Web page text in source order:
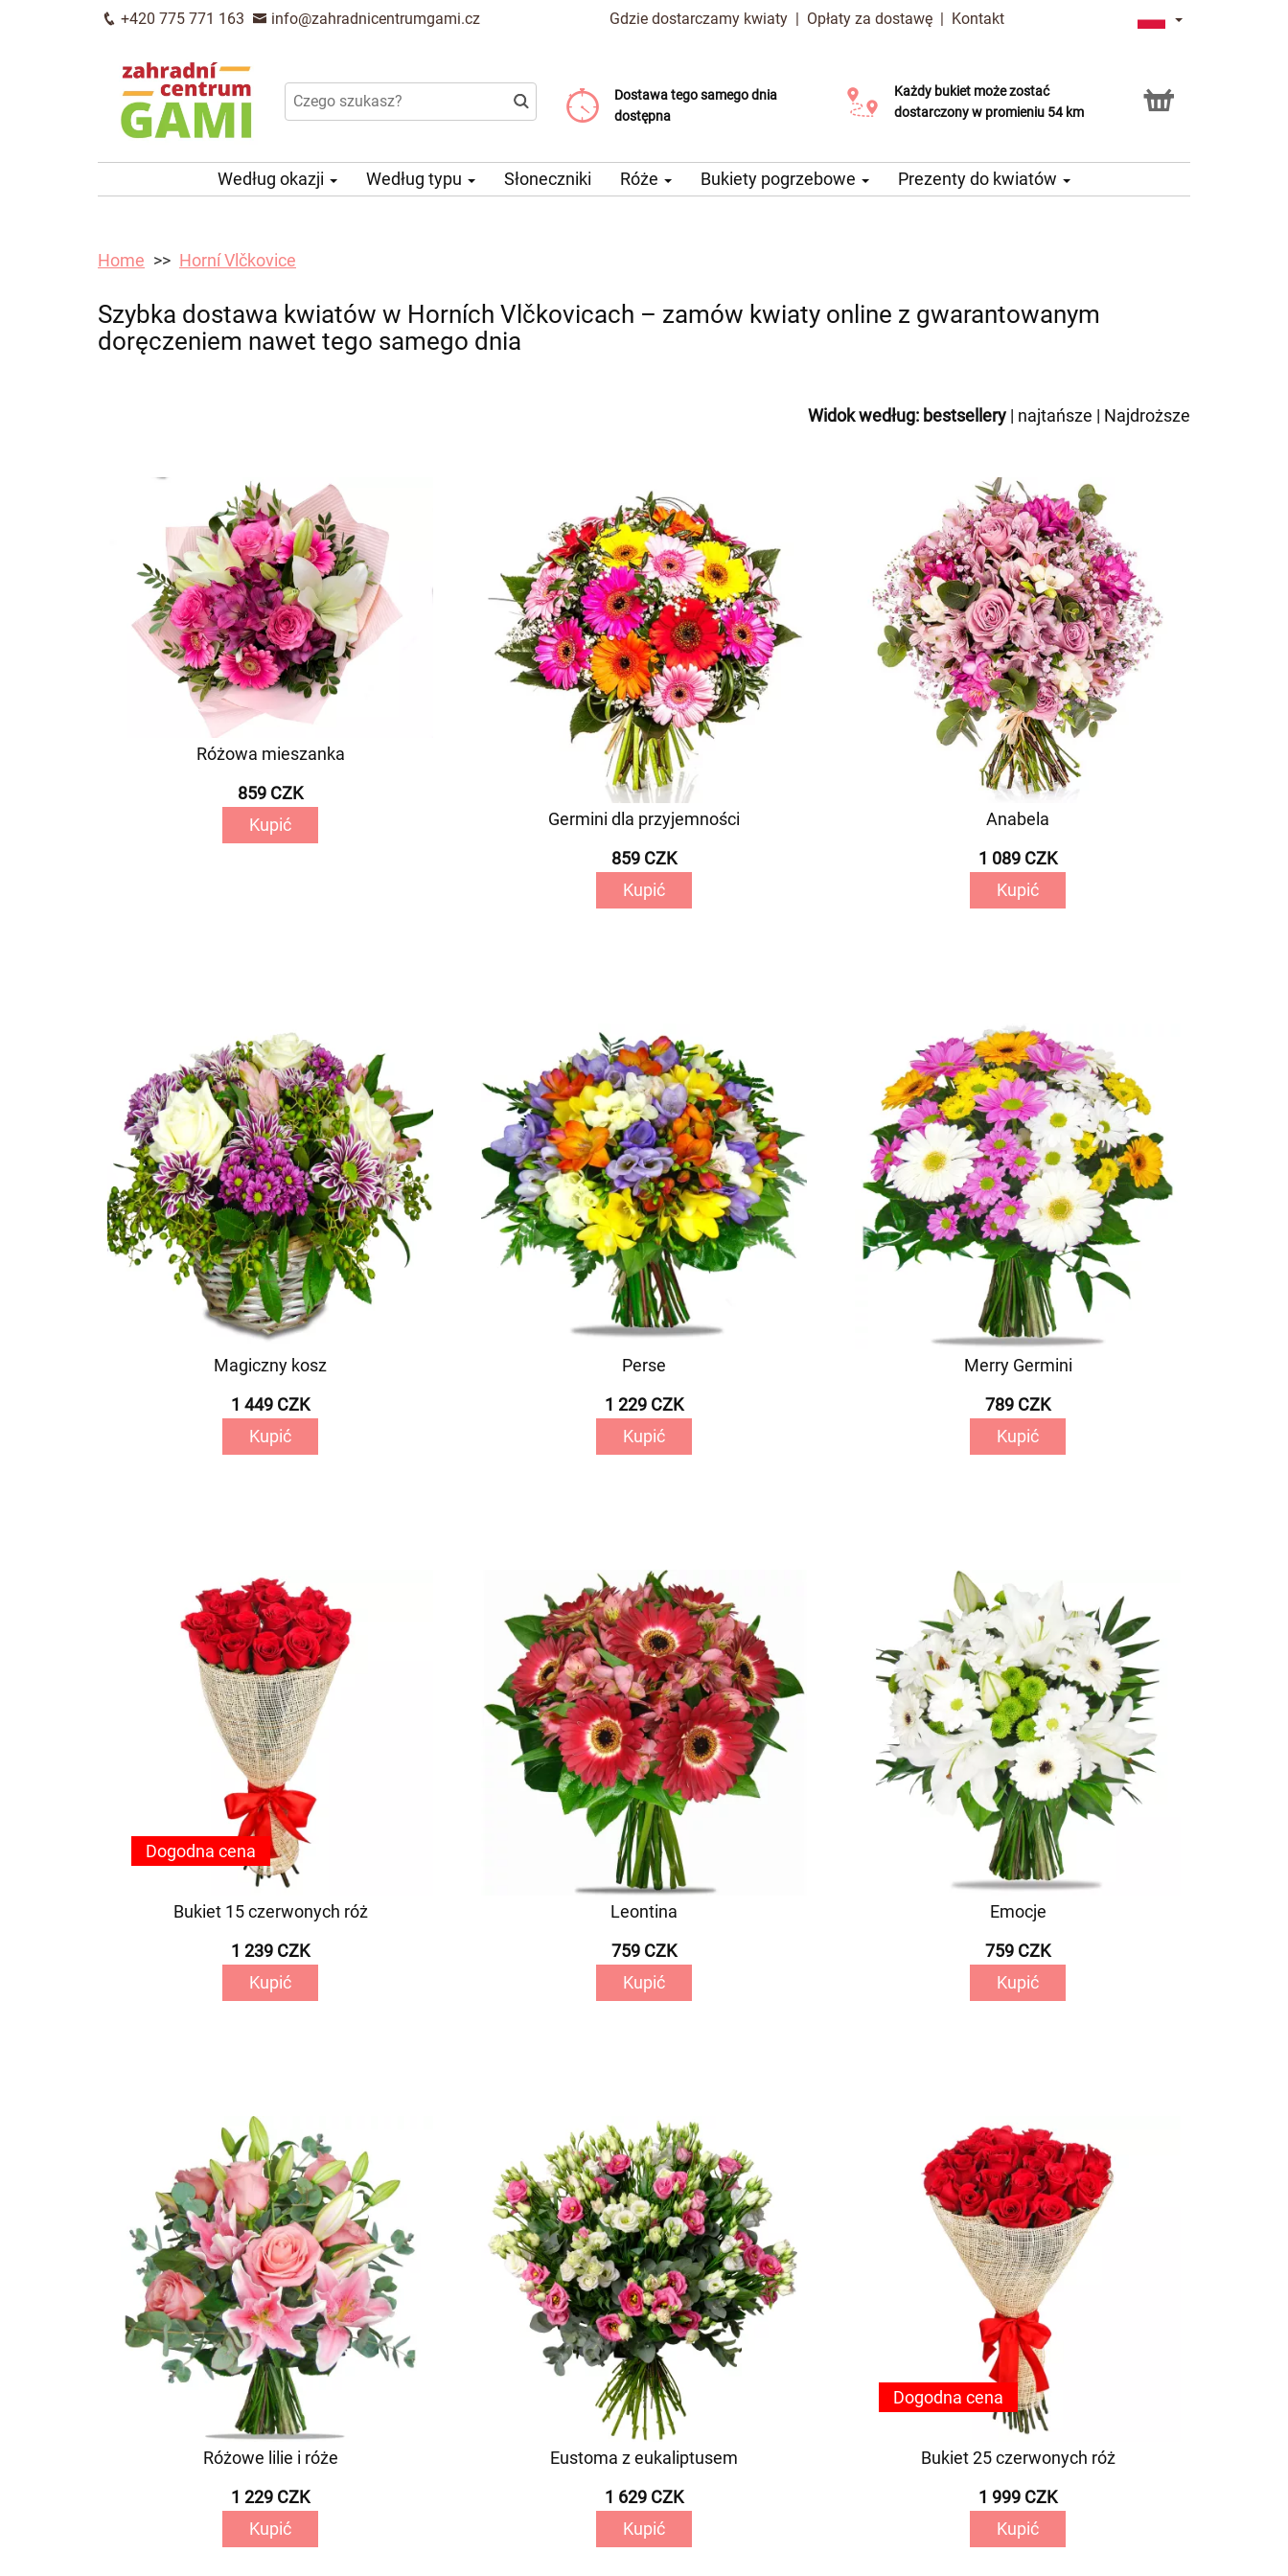
+420 775 771 163 info@zahradnicentrumgami.cz Gdzie dostarczamy kwiaty | Opłaty za dostawę | Kontakt
Dostawa tego samego dnia
dostępna
Koszt dostawy już od 99 CZK
Wybierz datę dostawy
Każdy bukiet może zostać
dostarczony w promieniu 54 km
Usługa Click & Collect
Według okazji Według typu Słoneczniki Róże Bukiety pogrzebowe Prezenty do kwiatów
Home Horní Vlčkovice
Szybka dostawa kwiatów w Horních Vlčkovicach – zamów kwiaty online z gwarantowanym
doręczeniem nawet tego samego dnia
Widok według: bestsellery | najtańsze | Najdroższe
Różowa mieszanka
859 CZK
Kupić
Germini dla przyjemności
859 CZK
Kupić
Anabela
1 089 CZK
Kupić
Magiczny kosz
1 449 CZK
Kupić
Perse
1 229 CZK
Kupić
Merry Germini
789 CZK
Kupić
Bukiet 15 czerwonych róż
1 239 CZK
Kupić
Dogodna cena
Leontina
759 CZK
Kupić
Emocje
759 CZK
Kupić
Różowe lilie i róże
1 229 CZK
Kupić
Eustoma z eukaliptusem
1 629 CZK
Kupić
Bukiet 25 czerwonych róż
1 999 CZK
Kupić
Dogodna cena